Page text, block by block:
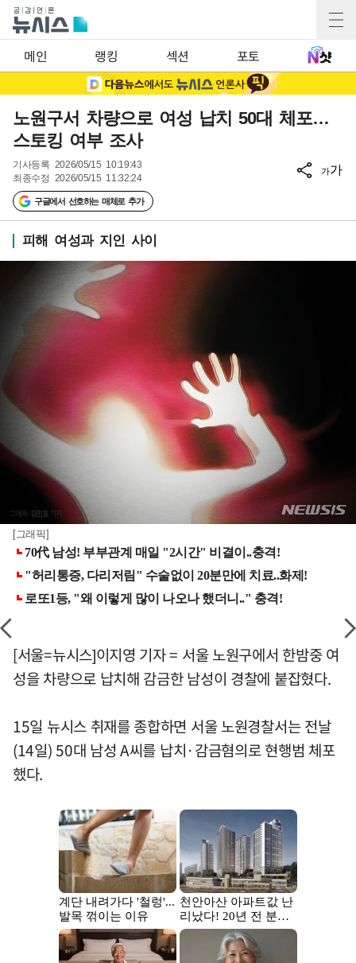
메인 랭킹 섹션 포토
노원구서 차량으로 여성 납치 50대 체포…
스토킹 여부 조사
기사등록 2026/05/15 10:19:43
최종수정 2026/05/15 11:32:24
구글에서 선호하는 매체로 추가
가가
피해 여성과 지인 사이
[그래픽]
[서울=뉴시스]이지영 기자 = 서울 노원구에서 한밤중 여
성을 차량으로 납치해 감금한 남성이 경찰에 붙잡혔다.
15일 뉴시스 취재를 종합하면 서울 노원경찰서는 전날
(14일) 50대 남성 A씨를 납치·감금혐의로 현행범 체포
했다.